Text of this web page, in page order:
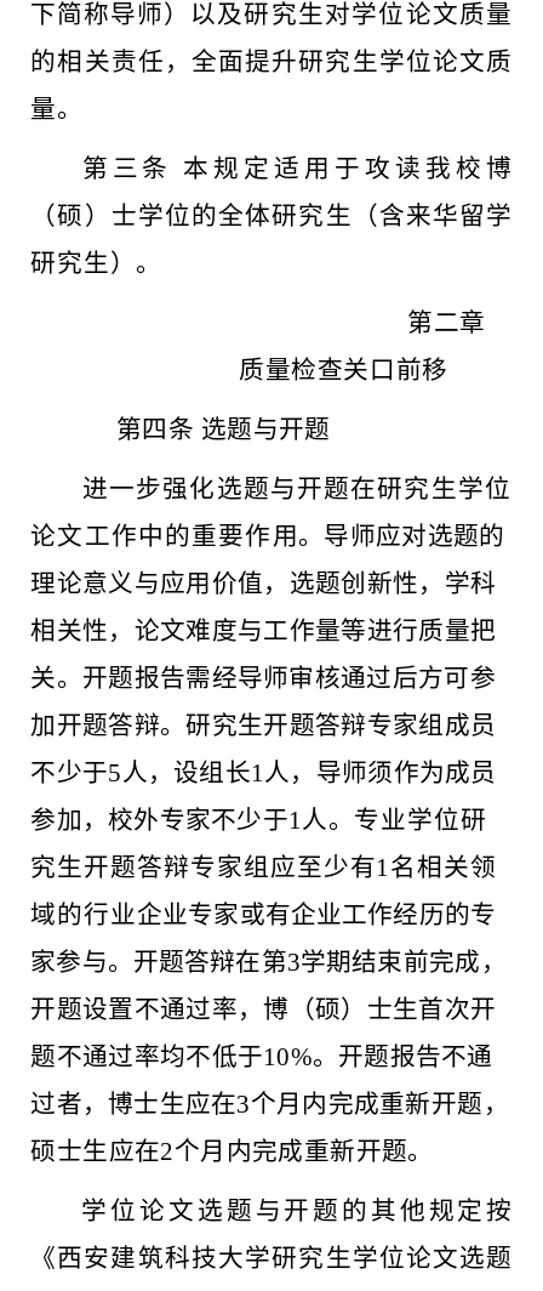
下简称导师）以及研究生对学位论文质量
的相关责任，全面提升研究生学位论文质
量。
第三条
本规定适用于攻读我校博
（硕）士学位的全体研究生（含来华留学
研究生）。
第二章
质量检查关口前移
第四条 选题与开题
进一步强化选题与开题在研究生学位
论文工作中的重要作 用。导师应对选题的
理论意义与应用价值，选题创新性，学科
相 关性，论文难度与工作量等进行质量把
关。开题报告需经导师审核通过后方可参
加开题答辩。研究生开题答辩专家组成员
不少于5人，设组长1人，导师须作为成员
参加，校外专家不少于1人。 专业学位研
究生开题答辩专家组应至少有1 名相关领
域的行业企业专家或有企业工作经历的专
家参与。开题答辩在第3学期结束前完成，
开题设置不通过率，博（硕）士生首次开
题不通过率均不低于10%。开题报告不通
过者，博士生应在3个月内完成重新开题，
硕士生应在2个月内完成重新开题。
学位论文选题与开题的其他规定按
《西安建筑科技大学研究生学位论文选题